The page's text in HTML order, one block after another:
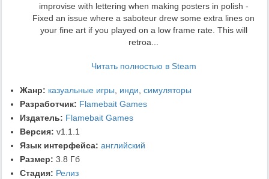
improvise with lettering when making posters in polish -
Fixed an issue where a saboteur drew some extra lines on
your fine art if you played on a low frame rate. This will
retroa...
Читать полностью в Steam
Жанр: казуальные игры, инди, симуляторы
Разработчик: Flamebait Games
Издатель: Flamebait Games
Версия: v1.1.1
Язык интерфейса: английский
Размер: 3.8 Гб
Стадия: Релиз